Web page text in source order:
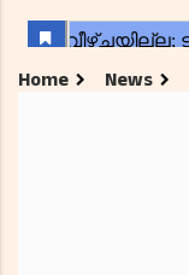
Home News